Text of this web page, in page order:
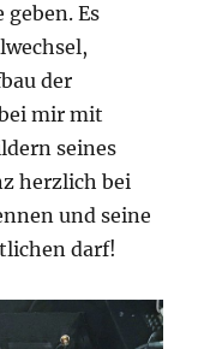
Es
der
mir mit
seines
herzlich bei
und seine
darf!